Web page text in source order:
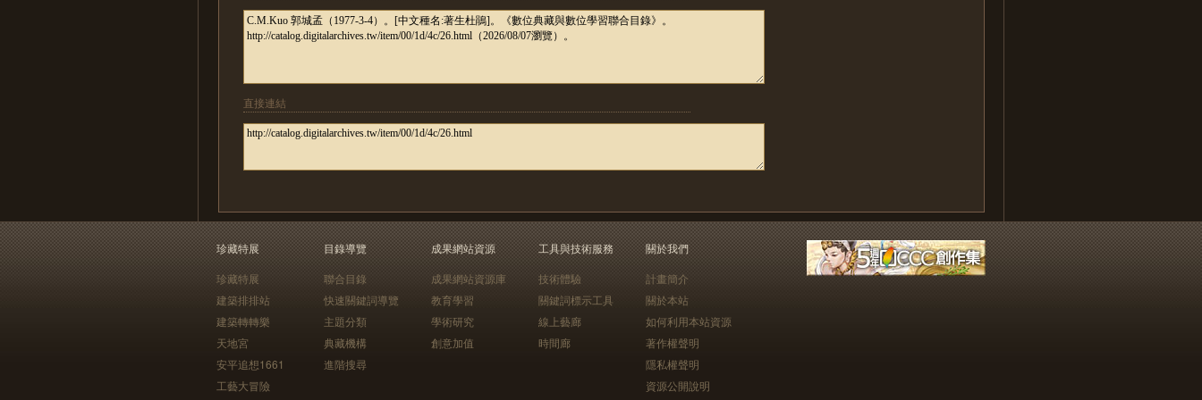
直接連結
珍藏特展
珍藏特展
建築排排站
建築轉轉樂
天地宮
安平追想1661
工藝大冒險
目錄導覽
聯合目錄
快速關鍵詞導覽
主題分類
典藏機構
進階搜尋
成果網站資源
成果網站資源庫
教育學習
學術研究
創意加值
工具與技術服務
技術體驗
關鍵詞標示工具
線上藝廊
時間廊
關於我們
計畫簡介
關於本站
如何利用本站資源
著作權聲明
隱私權聲明
資源公開說明